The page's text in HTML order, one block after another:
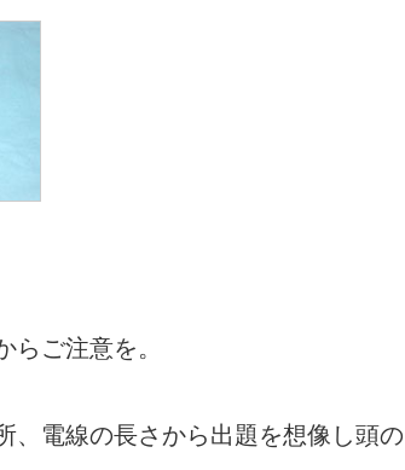
ご注意を。
、電線の長さから出題を想像し頭の